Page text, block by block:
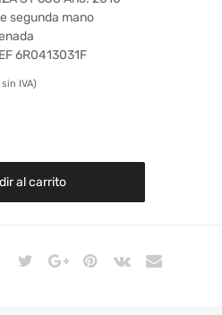
segunda mano
6R0413031F
al carrito